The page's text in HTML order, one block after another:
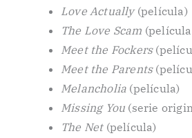
Love Actually(película)
The Love Scam
Meet the Fockers
Meet the Parents
Melancholia (película)
Missing You (serie
The Net(película)